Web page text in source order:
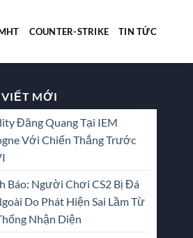
COUNTER-STRIKE TIN TỨC
VIẾT MỚI
Đăng Quang Tại IEM
Với Chiến Thắng Trước
Báo: Người Chơi CS2 Bị Đá
Do Phát Hiện Sai Lầm Từ
Nhận Diện